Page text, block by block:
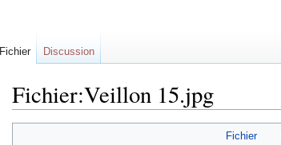
Fichier:Veillon 15.jpg
Fichier
Fichier Discussion